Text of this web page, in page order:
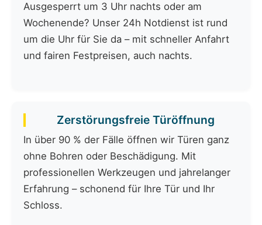
Ausgesperrt um 3 Uhr nachts oder am
Wochenende? Unser 24h Notdienst ist rund
um die Uhr für Sie da – mit schneller Anfahrt
und fairen Festpreisen, auch nachts.
Zerstörungsfreie Türöffnung
In über 90 % der Fälle öffnen wir Türen ganz
ohne Bohren oder Beschädigung. Mit
professionellen Werkzeugen und jahrelanger
Erfahrung – schonend für Ihre Tür und Ihr
Schloss.